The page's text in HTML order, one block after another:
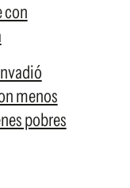
con
menos
pobres